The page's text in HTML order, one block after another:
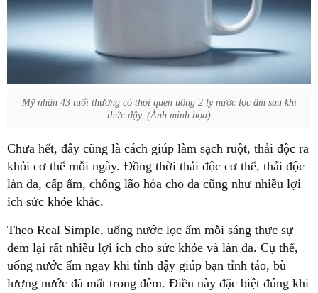
Mỹ nhân 43 tuổi thường có thói quen uống 2 ly nước lọc ấm sau khi
thức dậy. (Ảnh minh họa)
Chưa hết, đây cũng là cách giúp làm sạch ruột, thải độc ra
khỏi cơ thể mỗi ngày. Đồng thời thải độc cơ thể, thải độc
làn da, cấp ẩm, chống lão hóa cho da cũng như nhiều lợi
ích sức khỏe khác.
Theo Real Simple, uống nước lọc ấm mỗi sáng thực sự
đem lại rất nhiều lợi ích cho sức khỏe và làn da. Cụ thể,
uống nước ấm ngay khi tỉnh dậy giúp bạn tỉnh táo, bù
lượng nước đã mất trong đêm. Điều này đặc biệt đúng khi